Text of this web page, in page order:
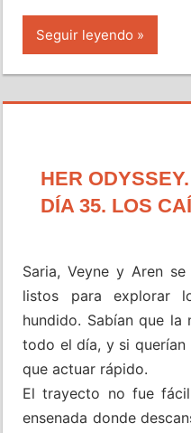
Seguir leyendo
HER
DÍA 35. LOS
Saria, Veyne y Aren
listos para explorar
hundido. Sabían que la
todo el día, y si
que actuar rápido.
El trayecto no fue
ensenada donde